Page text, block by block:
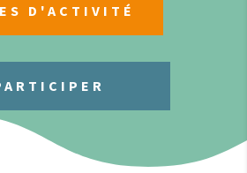
D'ACTIVITÉ